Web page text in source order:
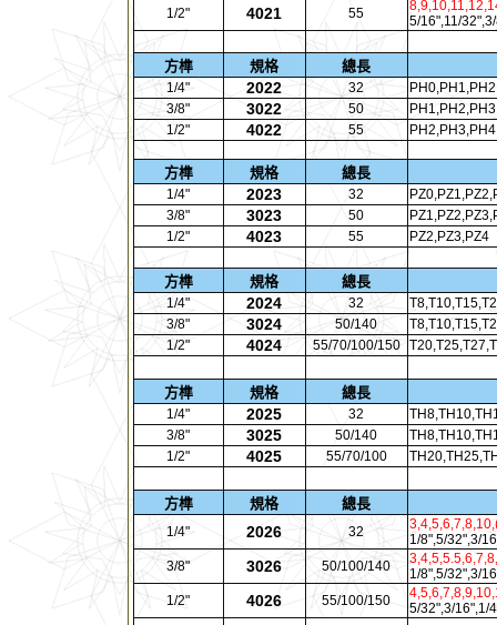
1/2"
4021 55
5/16",11/
方榫 規格 總長
1/4" 2022 32
3/8"
3022 50
1/2"
4022 55 PH2,PH3,PH4
方榫 規格 總長
1/4" 2023 32
3/8"
3023 50
1/2"
4023 55 PZ2,PZ3,PZ4
方榫 規格 總長
1/4" 2024 32
3/8"
3024 50/140
1/2"
4024 55/70/100/150
方榫 規格 總長
1/4" 2025 32
3/8"
3025 50/140
1/2"
4025 55/70/100
方榫 規格 總長
1/4" 2026 32
1/8",5/32",3/
3/8"
3026 50/100/140
1/8",5/32",3/
1/2"
4026 55/100/150
5/32",3/16",1/